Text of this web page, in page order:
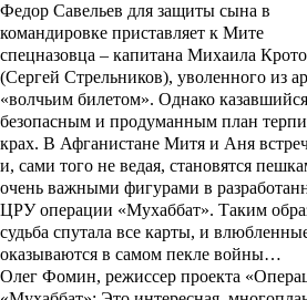
Федор Савельев для защиты сына в
командировке приставляет к Мите
спецназовца – капитана Михаила
(Сергей Стрельников), уволенного из
«волчьим билетом». Однако казавшийся
безопасным и продуманным план
крах. В Афганистане Митя и Аня
и, сами того не ведая, становятся
очень важными фигурами в
ЦРУ операции «Мухаббат». Таким
судьба спутала все карты, и
оказываются в самом пекле войны…
Олег Фомин, режиссер проекта